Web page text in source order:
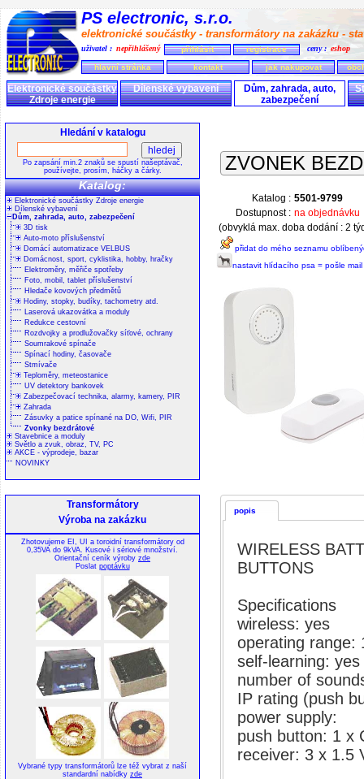
PS electronic, s.r.o.
elektronické součástky - transformátory na zakázku -
uživatel : nepřihlášený přihlásit registrace ceny : eshop
hlavní stránka kontakt jak nakupovat
Elektronické součástky
Zdroje energie
Dílenské vybavení
Dům, zahrada, auto,
zabezpečení
Hledání v katalogu
Po zapsání min.2 znaků se spustí našeptávač,
používejte, prosím, háčky a čárky.
Katalog:
Elektronické součástky Zdroje energie
Dílenské vybavení
Dům, zahrada, auto, zabezpečení
3D tisk
Auto-moto příslušenství
Domácí automatizace VELBUS
Domácnost, sport, cyklistika, hobby, hračky
Elektroměry, měřiče spotřeby
Foto, mobil, tablet příslušenství
Hledače kovových předmětů
Hodiny, stopky, budíky, tachometry atd.
Laserová ukazovátka a moduly
Redukce cestovní
Rozdvojky a prodlužovačky síťové, ochrany
Soumrakové spínače
Spínací hodiny, časovače
Stmívače
Teploměry, meteostanice
UV detektory bankovek
Zabezpečovací technika, alarmy, kamery, PIR
Zahrada
Zásuvky a patice spínané na DO, Wifi, PIR
Zvonky bezdrátové
Stavebnice a moduly
Světlo a zvuk, obraz, TV, PC
AKCE - výprodeje, bazar
NOVINKY
Transformátory
Výroba na zakázku
Zhotovujeme EI, UI a toroidní transformátory od
0,35VA do 9kVA. Kusové i sériové množství.
Orientační ceník výroby zde
Poslat poptávku
Vybrané typy transformátorů lze též vybrat z naší
standardní nabídky zde
ZVONEK
Katalog : 5501-9799
Dostupnost : na objednávku
(obvyklá max. doba dodání : 2
přidat do mého seznamu
nastavit hlídacího psa = pošle
popis
WIRELESS
BUTTONS
Specifications
wireless: yes
operating range:
self-learning: yes
number of
IP rating (push
power supply:
push button: 1 x
receiver: 3 x 1.5